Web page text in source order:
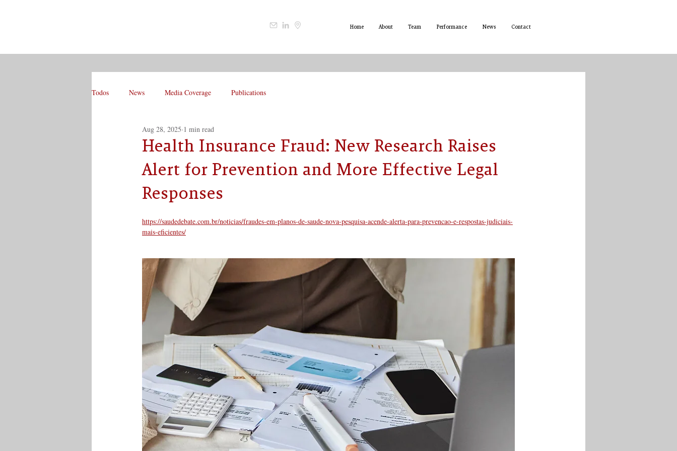
Home About Team Performance News Contact
Todos News Media Coverage Publications
Health Insurance Fraud: New Research Raises
Alert for Prevention and More Effective Legal
Responses
Aug 28, 2025 1 min read
https://saudedebate.com.br/noticias/fraudes-em-planos-de-saude-nova-pesquisa-acende-alerta-para-prevencao-e-respostas-judiciais-
mais-eficientes/